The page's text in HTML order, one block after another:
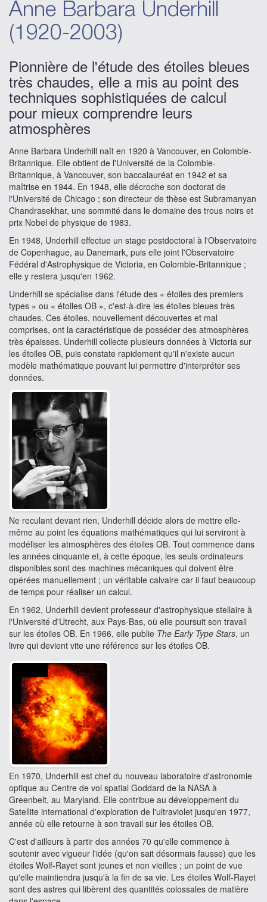
Anne Barbara Underhill
(1920-2003)
Pionnière de l'étude des étoiles bleues
très chaudes, elle a mis au point des
techniques sophistiquées de calcul
pour mieux comprendre leurs
atmosphères
Anne Barbara Underhill naît en 1920 à Vancouver, en Colombie-
Britannique. Elle obtient de l'Université de la Colombie-
Britannique, à Vancouver, son baccalauréat en 1942 et sa
maîtrise en 1944. En 1948, elle décroche son doctorat de
l'Université de Chicago ; son directeur de thèse est Subramanyan
Chandrasekhar, une sommité dans le domaine des trous noirs et
prix Nobel de physique de 1983.
En 1948, Underhill effectue un stage postdoctoral à l'Observatoire
de Copenhague, au Danemark, puis elle joint l'Observatoire
Fédéral d'Astrophysique de Victoria, en Colombie-Britannique ;
elle y restera jusqu'en 1962.
Underhill se spécialise dans l'étude des « étoiles des premiers
types » ou « étoiles OB », c'est-à-dire les étoiles bleues très
chaudes. Ces étoiles, nouvellement découvertes et mal
comprises, ont la caractéristique de posséder des atmosphères
très épaisses. Underhill collecte plusieurs données à Victoria sur
les étoiles OB, puis constate rapidement qu'il n'existe aucun
modèle mathématique pouvant lui permettre d'interpréter ses
données.
Ne reculant devant rien, Underhill décide alors de mettre elle-
même au point les équations mathématiques qui lui serviront à
modéliser les atmosphères des étoiles OB. Tout commence dans
les années cinquante et, à cette époque, les seuls ordinateurs
disponibles sont des machines mécaniques qui doivent être
opérées manuellement ; un véritable calvaire car il faut beaucoup
de temps pour réaliser un calcul.
En 1962, Underhill devient professeur d'astrophysique stellaire à
l'Université d'Utrecht, aux Pays-Bas, où elle poursuit son travail
sur les étoiles OB. En 1966, elle publie The Early Type Stars, un
livre qui devient vite une référence sur les étoiles OB.
En 1970, Underhill est chef du nouveau laboratoire d'astronomie
optique au Centre de vol spatial Goddard de la NASA à
Greenbelt, au Maryland. Elle contribue au développement du
Satellite international d'exploration de l'ultraviolet jusqu'en 1977,
année où elle retourne à son travail sur les étoiles OB.
C'est d'ailleurs à partir des années 70 qu'elle commence à
soutenir avec vigueur l'idée (qu'on sait désormais fausse) que les
étoiles Wolf-Rayet sont jeunes et non vieilles ; un point de vue
qu'elle maintiendra jusqu'à la fin de sa vie. Les étoiles Wolf-Rayet
sont des astres qui libèrent des quantités colossales de matière